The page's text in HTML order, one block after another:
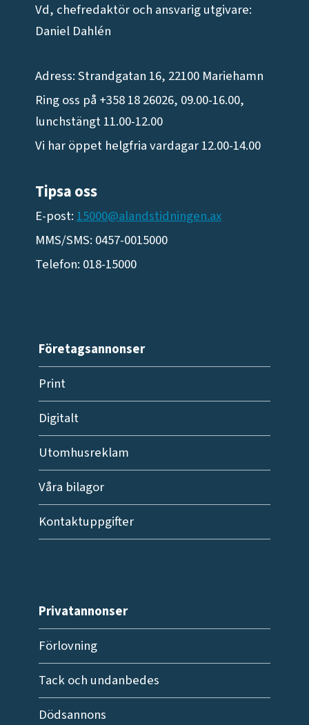
Vd, chefredaktör och ansvarig utgivare:
Daniel Dahlén
Adress: Strandgatan 16, 22100 Mariehamn
Ring oss på +358 18 26026, 09.00-16.00,
lunchstängt 11.00-12.00
Vi har öppet helgfria vardagar 12.00-14.00
Tipsa oss
E-post: 15000@alandstidningen.ax
MMS/SMS: 0457-0015000
Telefon: 018-15000
Företagsannonser
Print
Digitalt
Utomhusreklam
Våra bilagor
Kontaktuppgifter
Privatannonser
Förlovning
Tack och undanbedes
Dödsannons